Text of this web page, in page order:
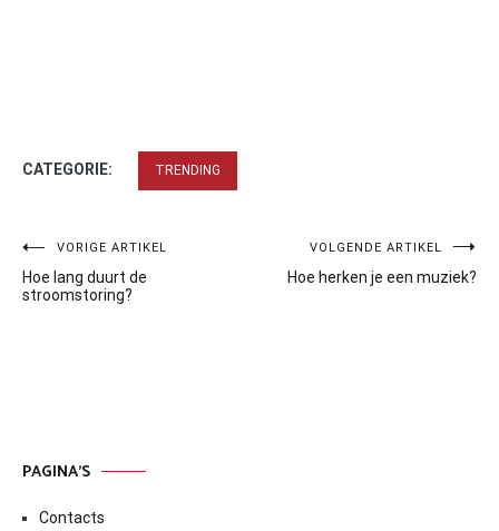
CATEGORIE: TRENDING
Bericht
navigatie
VORIGE ARTIKEL
Hoe lang duurt de
stroomstoring?
VOLGENDE ARTIKEL
Hoe herken je een muziek?
PAGINA’S
Contacts